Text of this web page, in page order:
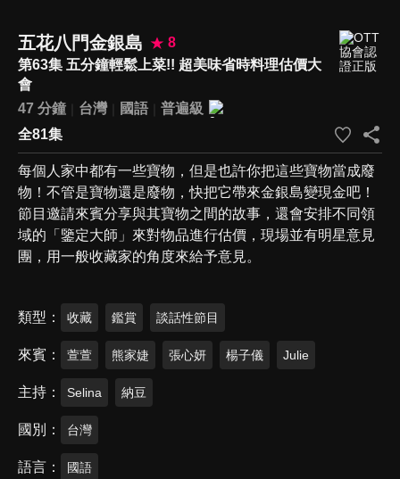
五花八門金銀島
8
第63集 五分鐘輕鬆上菜!! 超美味省時料理估價大
會
47 分鐘
台灣 國語
普遍級
全81集
每個人家中都有一些寶物，但是也許你把這些寶物當成廢
物！不管是寶物還是廢物，快把它帶來金銀島變現金吧！
節目邀請來賓分享與其寶物之間的故事，還會安排不同領
域的「鑒定大師」來對物品進行估價，現場並有明星意見
團，用一般收藏家的角度來給予意見。
類型 收藏 鑑賞 談話性節目
來賓 萱萱 熊家婕 張心妍 楊子儀 Julie
主持 Selina 納豆
國別 台灣
語言 國語